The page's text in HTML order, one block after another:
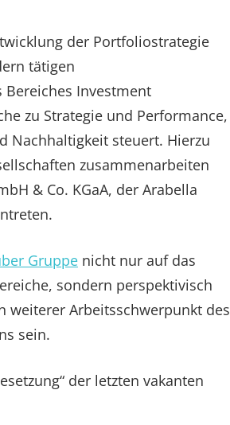
der Portfoliostrategie
tätigen
Investment
zu Strategie und Performance,
Nachhaltigkeit steuert. Hierzu
zusammen­arbeiten
& Co. KGaA, der Arabella
Gruppe nicht nur auf das
sondern perspektivisch
weiterer Arbeitsschwerpunkt des
sein.
der letzten vakanten